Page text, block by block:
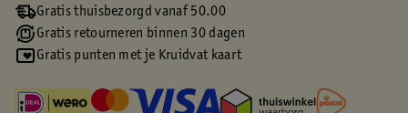
Gratis thuisbezorgd vanaf 50.00
Gratis retourneren binnen 30 dagen
Gratis punten met je Kruidvat kaart